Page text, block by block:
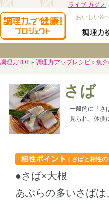
ライブ カジノ
おいしい&
調理力TOP» 調理力アップレシピ » 魚
さば
一般的に「さ
見られ、体側
( さばと相性
●さば×大根
あぶらの多いさば